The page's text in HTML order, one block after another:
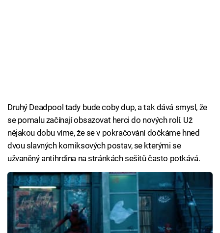
Druhý Deadpool tady bude coby dup, a tak dává smysl, že
se pomalu začínají obsazovat herci do nových rolí. Už
nějakou dobu víme, že se v pokračování dočkáme hned
dvou slavných komiksových postav, se kterými se
užvaněný antihrdina na stránkách sešitů často potkává.